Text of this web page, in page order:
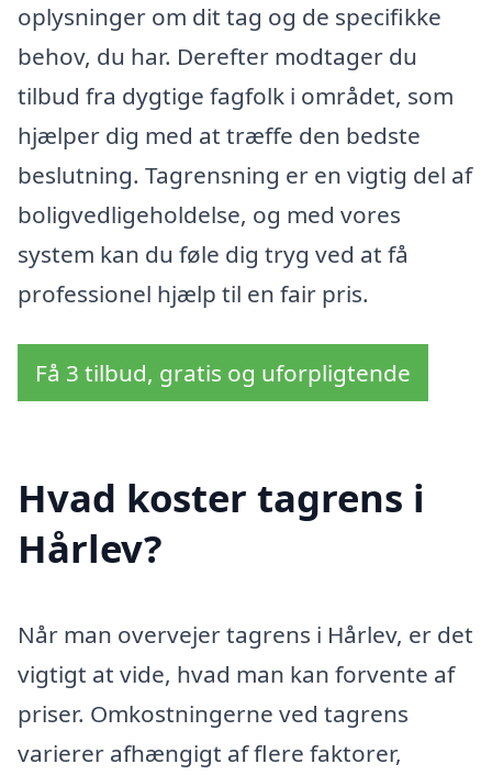
oplysninger om dit tag og de specifikke
behov, du har. Derefter modtager du
tilbud fra dygtige fagfolk i området, som
hjælper dig med at træffe den bedste
beslutning. Tagrensning er en vigtig del af
boligvedligeholdelse, og med vores
system kan du føle dig tryg ved at få
professionel hjælp til en fair pris.
Få 3 tilbud, gratis og uforpligtende
Hvad koster tagrens i
Hårlev?
Når man overvejer tagrens i Hårlev, er det
vigtigt at vide, hvad man kan forvente af
priser. Omkostningerne ved tagrens
varierer afhængigt af flere faktorer,